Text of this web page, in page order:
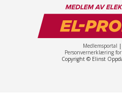
Medlemsportal |
Personvernerklæring
Copyright © Elinst